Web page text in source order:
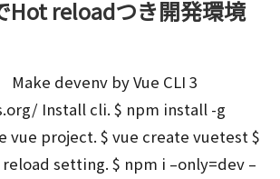
Hot reloadつき開発環境
Make devenv by Vue CLI 3
Install cli. $ npm install -g
vue project. $ vue create vuetest $
setting. $ npm i –only=dev –